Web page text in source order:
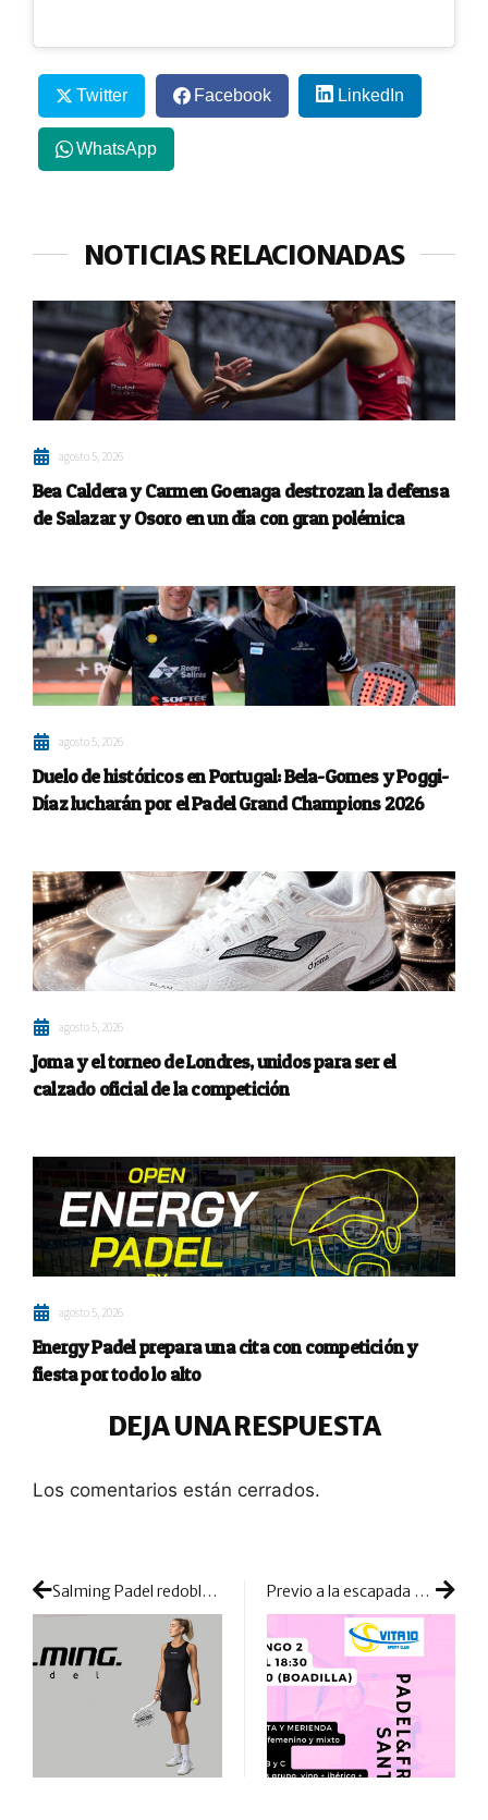
Twitter Facebook LinkedIn
WhatsApp
NOTICIAS RELACIONADAS
agosto 5, 2026
Bea Caldera y Carmen Goenaga destrozan la defensa
de Salazar y Osoro en un día con gran polémica
agosto 5, 2026
Duelo de históricos en Portugal: Bela-Gomes y Poggi-
Díaz lucharán por el Padel Grand Champions 2026
agosto 5, 2026
Joma y el torneo de Londres, unidos para ser el
calzado oficial de la competición
agosto 5, 2026
Energy Padel prepara una cita con competición y
fiesta por todo lo alto
DEJA UNA RESPUESTA
Los comentarios están cerrados.
Salming Padel redobla su apuesta lanzando nuevos materiales para vestir por completo a los jugadores Previo a la escapada de Semana Santa, despide el fin de semana con una buena sesión de pádel